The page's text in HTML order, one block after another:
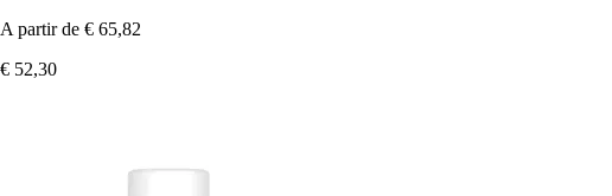
A partir de € 65,82
€ 52,30